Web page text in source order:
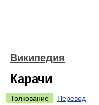
Википедия
Карачи
Толкование
Перевод